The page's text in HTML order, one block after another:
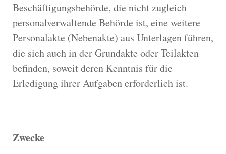
Beschäftigungsbehörde, die nicht zugleich
personalverwaltende Behörde ist, eine weitere
Personalakte (Nebenakte) aus Unterlagen führen,
die sich auch in der Grundakte oder Teilakten
befinden, soweit deren Kenntnis für die
Erledigung ihrer Aufgaben erforderlich ist.
Zwecke